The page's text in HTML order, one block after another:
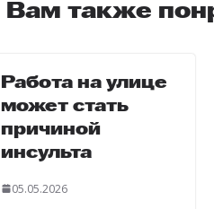
Вам также
Работа на улице
может стать
причиной
инсульта
05.05.2026